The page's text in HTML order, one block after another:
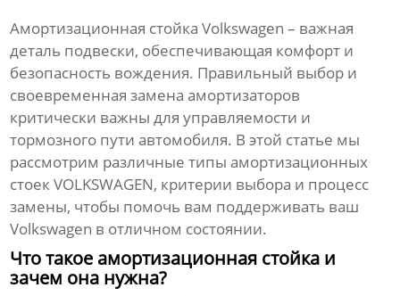
Амортизационная стойка Volkswagen – важная
деталь подвески, обеспечивающая комфорт и
безопасность вождения. Правильный выбор и
своевременная замена амортизаторов
критически важны для управляемости и
тормозного пути автомобиля. В этой статье мы
рассмотрим различные типыамортизационных
стоек VOLKSWAGEN, критерии выбора и процесс
замены, чтобы помочь вам поддерживать ваш
Volkswagen в отличном состоянии.
Что такое амортизационная стойка и
зачем она нужна?